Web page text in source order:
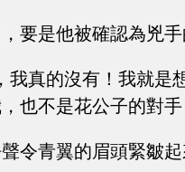
要是他被確認為兇
我真的沒有！我就是
也不是花公子的對手
令青翼的眉頭緊皺